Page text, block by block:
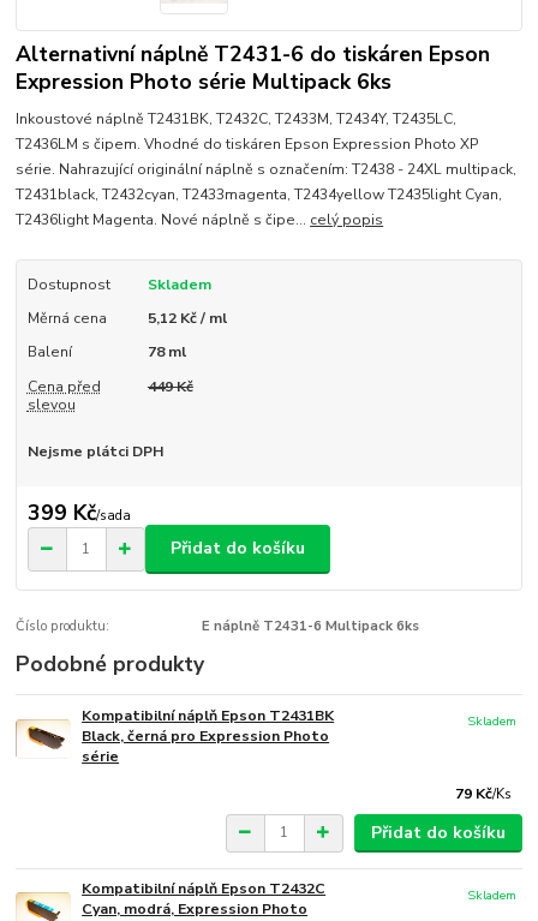
Alternativní náplně T2431-6 do tiskáren Epson
Expression Photo série Multipack 6ks
Inkoustové náplně T2431BK, T2432C, T2433M, T2434Y, T2435LC,
T2436LM s čipem. Vhodné do tiskáren Epson Expression Photo XP
série. Nahrazující originální náplně s označením: T2438 - 24XL multipack,
T2431black, T2432cyan, T2433magenta, T2434yellow T2435light Cyan,
T2436light Magenta. Nové náplně s čipe... celý popis
Dostupnost
Skladem
Měrná cena
5,12 Kč / ml
Balení
78 ml
Cena před
slevou
449 Kč
Nejsme plátci DPH
399 Kč/sada
Přidat do košíku
Číslo produktu: E náplně T2431-6 Multipack 6ks
Podobné produkty
Kompatibilní náplň Epson T2431BK
Black, černá pro Expression Photo
série
79 Kč/Ks
Skladem
Přidat do košíku
Kompatibilní náplň Epson T2432C
Cyan, modrá, Expression Photo
Skladem